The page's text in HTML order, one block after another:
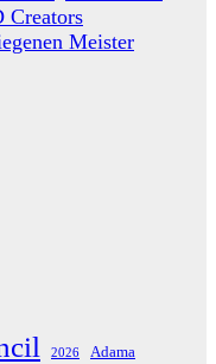
Creators
Meister
2026 Adama